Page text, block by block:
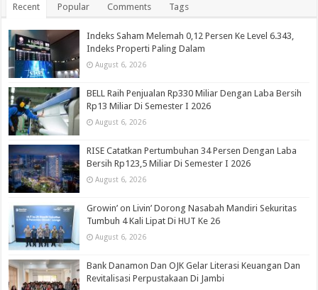
Recent Popular Comments Tags
Indeks Saham Melemah 0,12 Persen Ke Level 6.343,
Indeks Properti Paling Dalam
August 6, 2026
BELL Raih Penjualan Rp330 Miliar Dengan Laba Bersih
Rp13 Miliar Di Semester I 2026
August 6, 2026
RISE Catatkan Pertumbuhan 34 Persen Dengan Laba
Bersih Rp123,5 Miliar Di Semester I 2026
August 6, 2026
Growin’ on Livin’ Dorong Nasabah Mandiri Sekuritas
Tumbuh 4 Kali Lipat Di HUT Ke 26
August 6, 2026
Bank Danamon Dan OJK Gelar Literasi Keuangan Dan
Revitalisasi Perpustakaan Di Jambi